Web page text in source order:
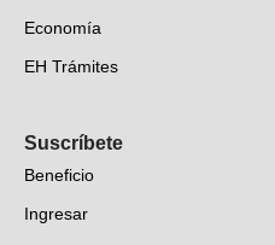
Economía
EH Trámites
EH Verifica
Fotogalerías
Deportes
Suscríbete
Beneficio
Ingresar